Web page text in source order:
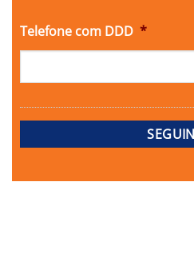
Telefone com DDD *